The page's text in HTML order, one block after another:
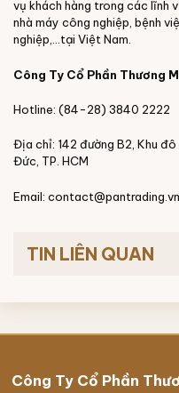
vụ khách hàng trong các lĩnh
nhà máy công nghiệp, bệnh
nghiệp,…tại Việt Nam.
Công Ty Cổ Phần Thương
Hotline: (84-28) 3840 2222
Địa chỉ: 142 đường B2, Khu
Đức, TP. HCM
Email: contact@pantrading.vn
TIN LIÊN QUAN
Công Ty Cổ Phần